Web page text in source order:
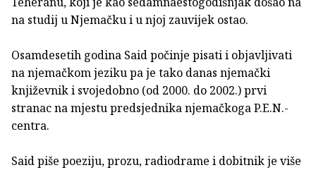
na studij u Njemačku i u njoj zauvijek ostao.
Osamdesetih godina Said počinje pisati i objavljivati
na njemačkom jeziku pa je tako danas njemački
književnik i svojedobno (od 2000. do 2002.) prvi
stranac na mjestu predsjednika njemačkoga P.E.N.-
centra.
Said piše poeziju, prozu, radiodrame i dobitnik je više